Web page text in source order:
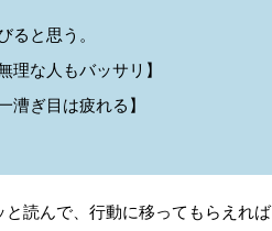
と思う。
な人もバッサリ】
ぎ目は疲れる】
読んで、行動に移ってもらえれば